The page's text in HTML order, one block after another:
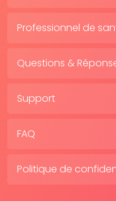
Professionnel de
Questions &
Support
FAQ
Politique de